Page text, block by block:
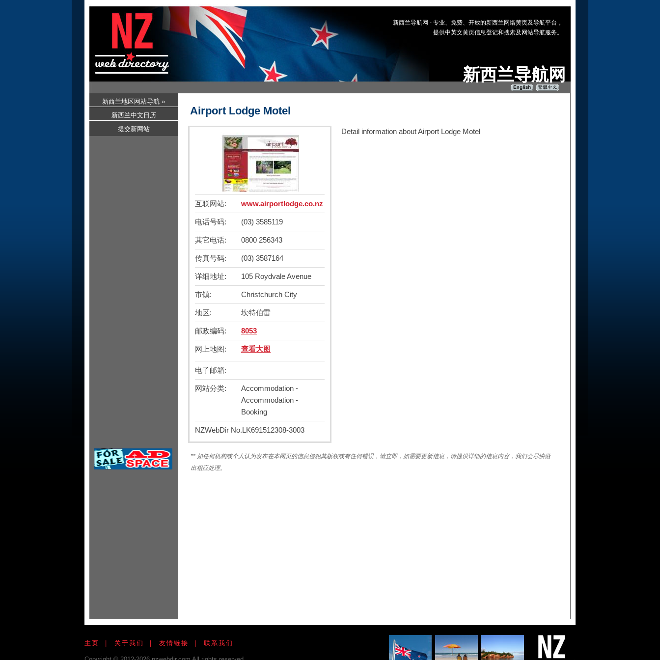
新西兰导航网
新西兰导航网 - 专业、免费、开放的新西兰网络黄页及导航平台，
提供中英文黄页信息登记和搜索及网站导航服务。
Airport Lodge Motel
互联网站: www.airportlodge.co.nz
电话号码: (03) 3585119
其它电话: 0800 256343
传真号码: (03) 3587164
详细地址: 105 Roydvale Avenue
市镇: Christchurch City
地区: 坎特伯雷
邮政编码: 8053
网上地图: 查看大图
电子邮箱:
网站分类:
Accommodation -
Accommodation -
Booking
NZWebDir No.LK691512308-3003
Detail information about Airport Lodge Motel
** 如任何机构或个人认为发布在本网页的信息侵犯其版权或有任何错误，请立即，如需要更新信息，请提供详细的信息内容，我们会尽快做
出相应处理。
新西兰地区网站导航 »
新西兰中文日历
提交新网站
主页 关于我们 友情链接 联系我们